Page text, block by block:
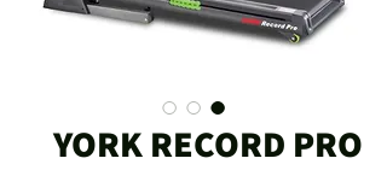
YORK RECORD PRO